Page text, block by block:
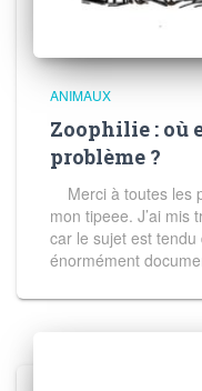
ANIMAUX
Zoophilie : où
problème ?
Merci à toutes les
mon tipeee. J’ai mis
car le sujet est
énormément